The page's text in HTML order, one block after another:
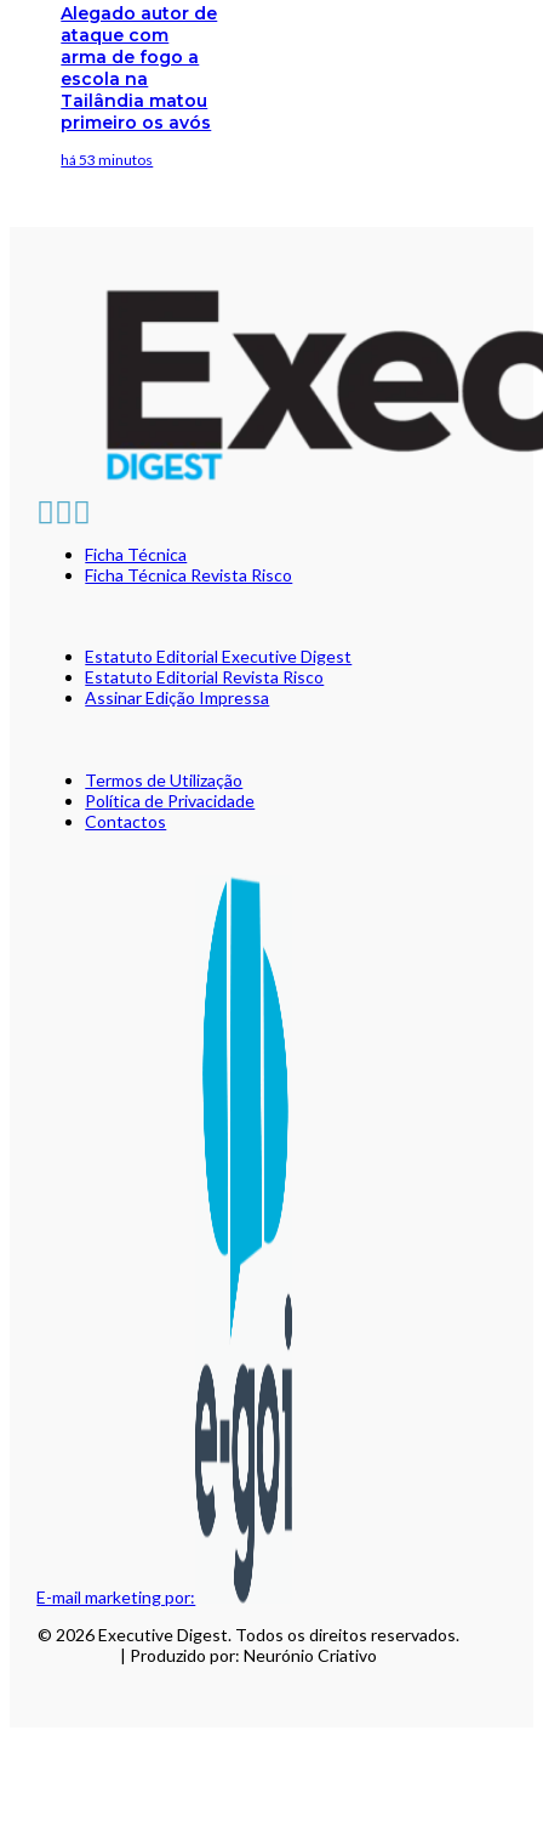
Alegado autor de
ataque com
arma de fogo a
escola na
Tailândia matou
primeiro os avós
há 53 minutos
E-mail marketing por:
Ficha Técnica
Ficha Técnica Revista Risco
Estatuto Editorial Executive Digest
Estatuto Editorial Revista Risco
Assinar Edição Impressa
Termos de Utilização
Política de Privacidade
Contactos
© 2026 Executive Digest. Todos os direitos reservados.
| Produzido por: Neurónio Criativo